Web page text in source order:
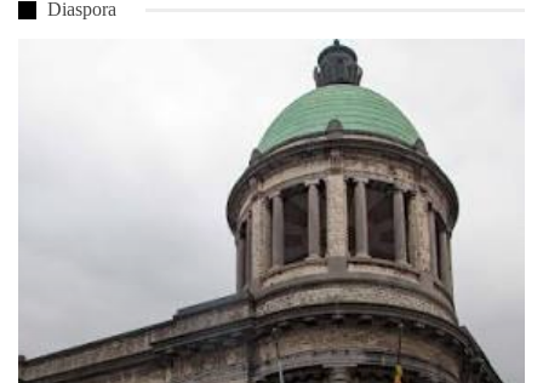
Diaspora